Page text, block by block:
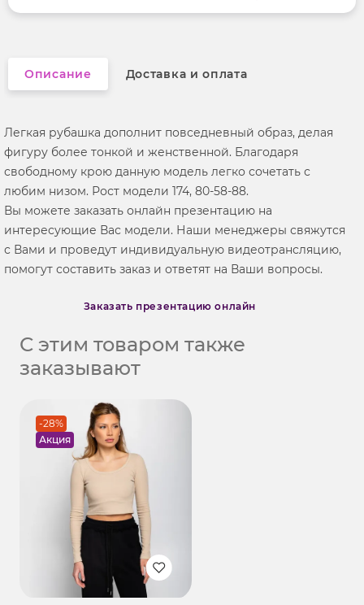
Вырез горловины
отложной воротник
Описание Доставка и оплата
Легкая рубашка дополнит повседневный образ, делая
фигуру более тонкой и женственной. Благодаря
свободному крою данную модель легко сочетать с
любим низом. Рост модели 174, 80-58-88.
Вы можете заказать онлайн презентацию на
интересующие Вас модели. Наши менеджеры свяжутся
с Вами и проведут индивидуальную видеотрансляцию,
помогут составить заказ и ответят на Ваши вопросы.
Заказать презентацию онлайн
С этим товаром также
заказывают
-28%
Акция